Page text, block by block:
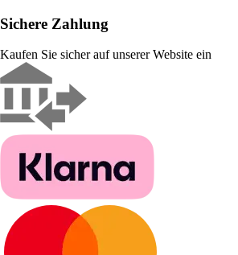
Sichere Zahlung
Kaufen Sie sicher auf unserer Website ein